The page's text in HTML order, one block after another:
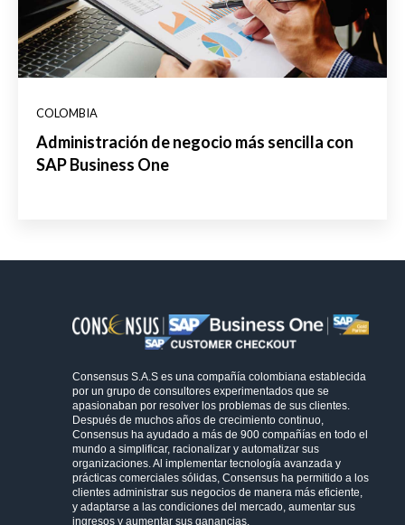
COLOMBIA
Administración de negocio más sencilla con
SAP Business One
Consensus S.A.S es una compañía colombiana establecida
por un grupo de consultores experimentados que se
apasionaban por resolver los problemas de sus clientes.
Después de muchos años de crecimiento continuo,
Consensus ha ayudado a más de 900 compañías en todo el
mundo a simplificar, racionalizar y automatizar sus
organizaciones. Al implementar tecnología avanzada y
prácticas comerciales sólidas, Consensus ha permitido a los
clientes administrar sus negocios de manera más eficiente,
y adaptarse a las condiciones del mercado, aumentar sus
ingresos y aumentar sus ganancias.